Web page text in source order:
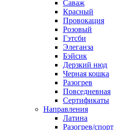
Саваж
Красный
Провокация
Розовый
Гэтсби
Элеганза
Бэйсик
Дерзкий нюд
Черная кошка
Разогрев
Повседневная
Сертификаты
Направления
Латина
Разогрев/спорт